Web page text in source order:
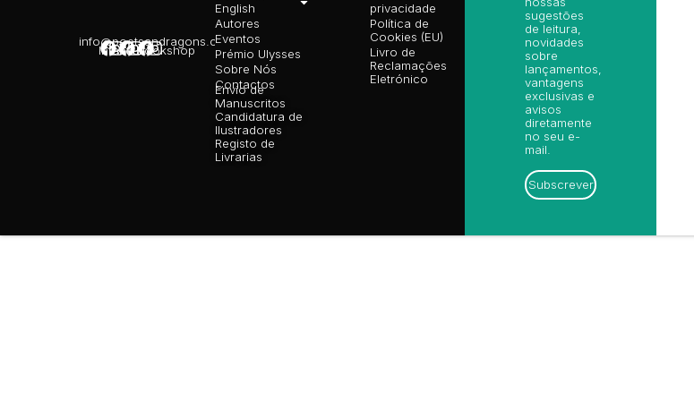
info@poetsandragons.com
InfantilAdultoBookshop
English
Autores
Eventos
Prémio Ulysses
Sobre Nós
Contactos
Envio de
Manuscritos
Candidatura de
Ilustradores
Registo de
Livrarias
privacidade
Política de
Cookies (EU)
Livro de
Reclamações
Eletrónico
sugestões
de leitura,
novidades
sobre
lançamentos,
vantagens
exclusivas e
avisos
diretamente
no seu e-
mail.
Subscrever